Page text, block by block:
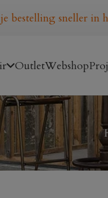
bestelling sneller in
OutletWebshop